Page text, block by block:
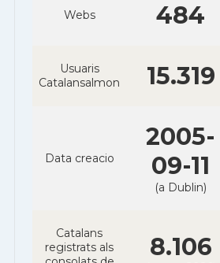
Webs 484
Usuaris
Catalansalmon
15.319
Data creacio
2005-
09-11
(a Dublin)
Catalans
registrats als
8.106